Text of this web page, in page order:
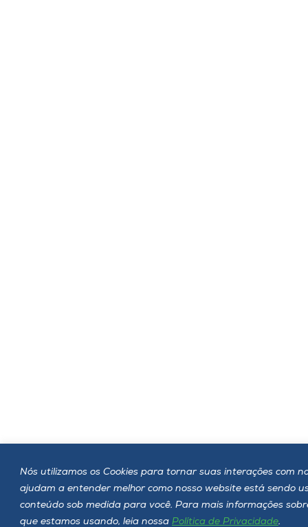
Nós utilizamos os Cookies para tornar suas interações com
ajudam a entender melhor como nosso website está sendo
conteúdo sob medida para você. Para mais informações
que estamos usando, leia nossa Política de Privacidade.